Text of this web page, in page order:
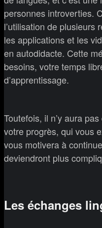
personnes introverties.
l’utilisation de plusieurs
les applications et les
en autodidacte. Cette
besoins, votre temps
d’apprentissage.
Toutefois, il n’y aura
votre progrès, qui vous
vous motivera à
deviendront plus
Les échanges